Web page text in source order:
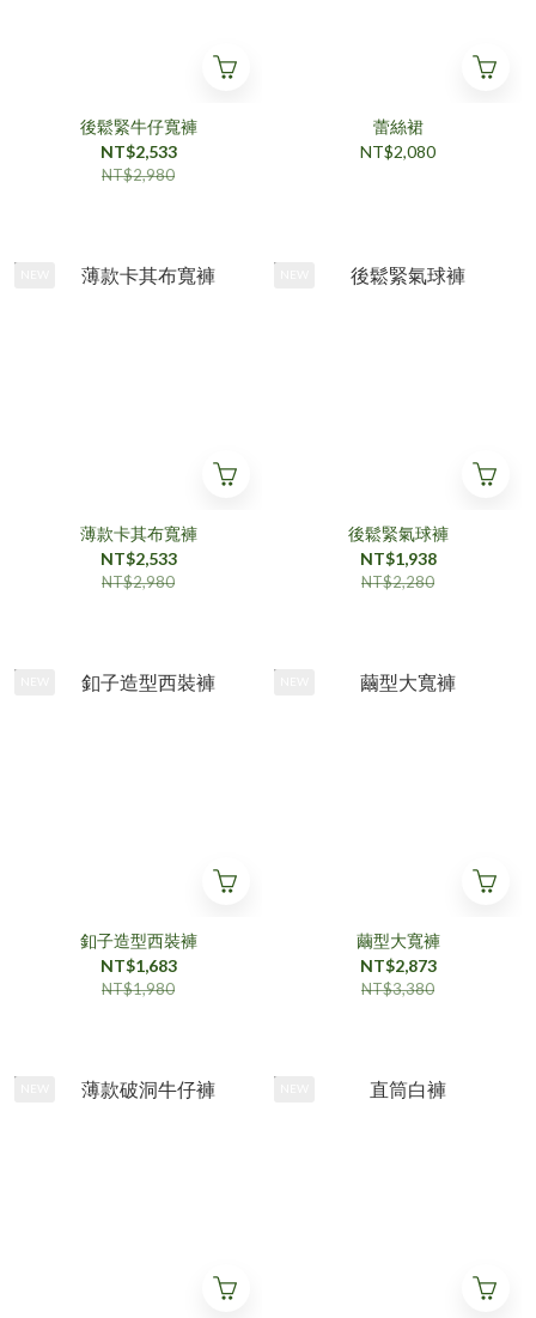
後鬆緊牛仔寬褲
NT$2,533
NT$2,980
蕾絲裙
NT$2,080
薄款卡其布寬褲
NT$2,533
NT$2,980
後鬆緊氣球褲
NT$1,938
NT$2,280
釦子造型西裝褲
NT$1,683
NT$1,980
繭型大寬褲
NT$2,873
NT$3,380